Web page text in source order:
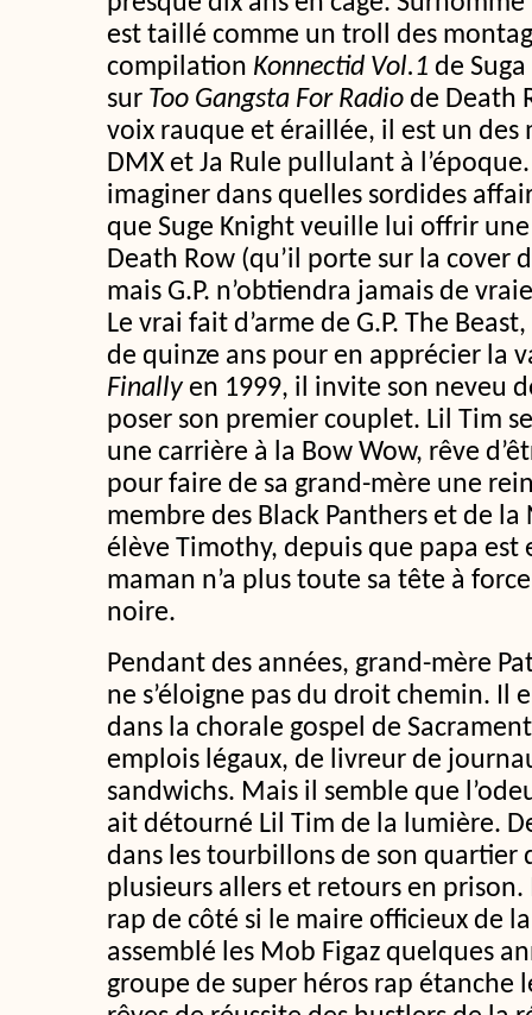
est taillé comme un troll des
compilation Konnectid Vol.1 de
sur Too Gangsta For Radio de Death
voix rauque et éraillée, il est un des
DMX et Ja Rule pullulant à
imaginer dans quelles sordides
que Suge Knight veuille lui offrir
Death Row (qu’il porte sur la cover
mais G.P. n’obtiendra jamais de
Le vrai fait d’arme de G.P. The
de quinze ans pour en apprécier la
Finally en 1999, il invite son neveu
poser son premier couplet. Lil Tim
une carrière à la Bow Wow, rêve
pour faire de sa grand-mère une
membre des Black Panthers et de
élève Timothy, depuis que papa est
maman n’a plus toute sa tête à
noire.
Pendant des années, grand-mère
ne s’éloigne pas du droit chemin. Il
dans la chorale gospel de
emplois légaux, de livreur de
sandwichs. Mais il semble que
ait détourné Lil Tim de la lumière.
dans les tourbillons de son quartier
plusieurs allers et retours en
rap de côté si le maire officieux de
assemblé les Mob Figaz quelques
groupe de super héros rap étanche